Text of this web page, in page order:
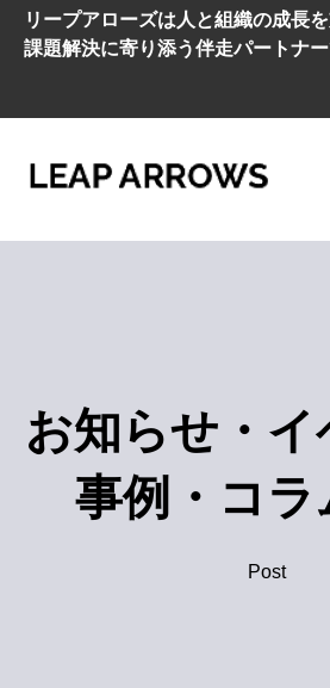
リープアローズは人と組織の成長
課題解決に寄り添う伴走パートナー
お知らせ・イ
事例・コラ
Post